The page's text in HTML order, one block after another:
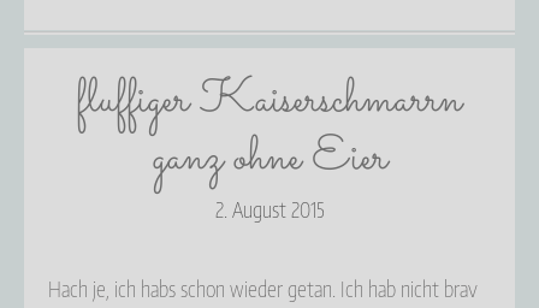
fluffiger Kaiserschmarrn
ganz ohne Eier
2. August 2015
Hach je, ich habs schon wieder getan. Ich hab nicht brav